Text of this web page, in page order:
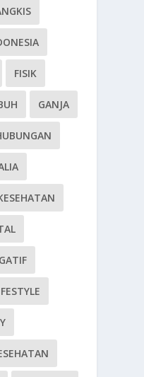
FISIK
GANJA